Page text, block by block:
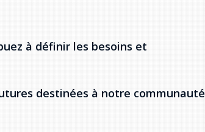
à définir les besoins et
destinées à notre communauté